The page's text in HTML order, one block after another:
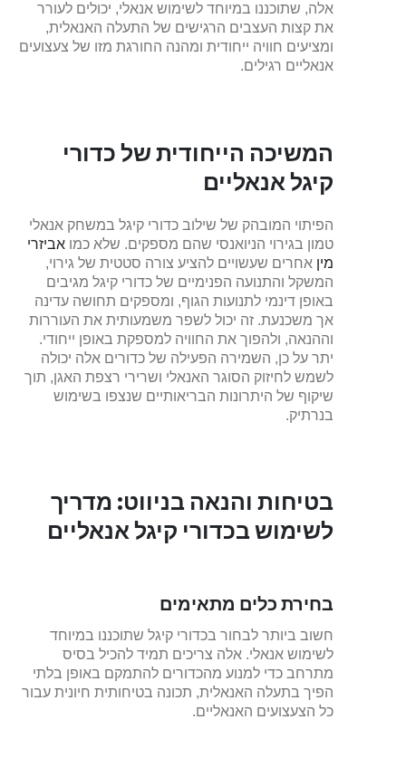
אלה, שתוכננו במיוחד לשימוש אנאלי, יכולים לעורר
את קצות העצבים הרגישים של התעלה האנאלית,
ומציעים חוויה ייחודית ומהנה החורגת מזו של צעצועים
אנאליים רגילים.
המשיכה הייחודית של כדורי
קיגל אנאליים
הפיתוי המובהק של שילוב כדורי קיגל במשחק אנאלי
טמון בגירוי הניואנסי שהם מספקים. שלא כמו אביזרי
מין אחרים שעשויים להציע צורה סטטית של גירוי,
המשקל והתנועה הפנימיים של כדורי קיגל מגיבים
באופן דינמי לתנועות הגוף, ומספקים תחושה עדינה
אך משכנעת. זה יכול לשפר משמעותית את העוררות
וההנאה, ולהפוך את החוויה למספקת באופן ייחודי.
יתר על כן, השמירה הפעילה של כדורים אלה יכולה
לשמש לחיזוק הסוגר האנאלי ושרירי רצפת האגן, תוך
שיקוף של היתרונות הבריאותיים שנצפו בשימוש
בנרתיק.
בטיחות והנאה בניווט: מדריך
לשימוש בכדורי קיגל אנאליים
בחירת כלים מתאימים
חשוב ביותר לבחור בכדורי קיגל שתוכננו במיוחד
לשימוש אנאלי. אלה צריכים תמיד להכיל בסיס
מתרחב כדי למנוע מהכדורים להתמקם באופן בלתי
הפיך בתעלה האנאלית, תכונה בטיחותית חיונית עבור
כל הצעצועים האנאליים.